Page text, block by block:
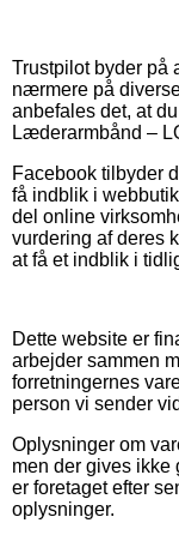
Trustpilot byder på
nærmere på
anbefales det, at
Læderarmbånd –
Facebook tilbyder
få indblik i
del online
vurdering af deres
at få et indblik i
Dette website er
arbejder sammen
forretningernes
person vi sender
Oplysninger om
men der gives ikke
er foretaget efter
oplysninger.